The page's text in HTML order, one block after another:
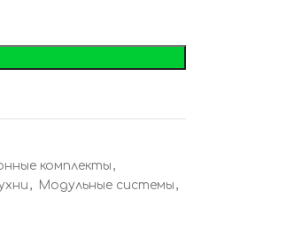
комплекты,
, Модульные системы ,